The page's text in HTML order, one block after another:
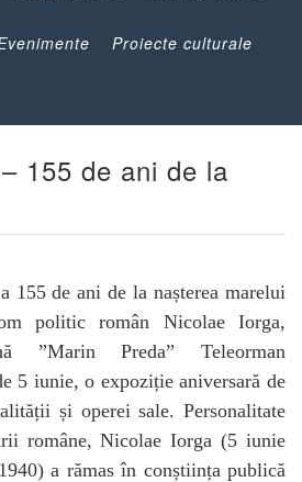
Proiecte culturale
155 de ani de la
de ani de la nașterea marelui
politic român Nicolae Iorga,
”Marin Preda” Teleorman
5 iunie, o expoziție aniversară de
și operei sale. Personalitate
române, Nicolae Iorga (5 iunie
a rămas în conștiința publică